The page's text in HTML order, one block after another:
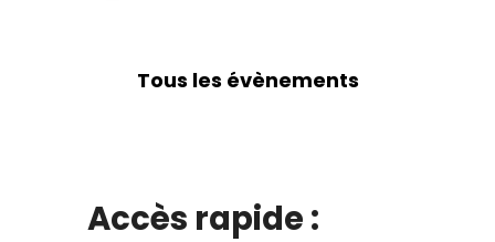
Tous les évènements
Accès rapide :